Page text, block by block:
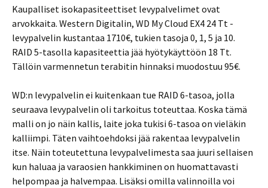
Kaupalliset isokapasiteettiset levypalvelimet ovat
arvokkaita. Western Digitalin, WD My Cloud EX4 24 Tt -
levypalvelin kustantaa 1710€, tukien tasoja 0, 1, 5 ja 10.
RAID 5-tasolla kapasiteettia jää hyötykäyttöön 18 Tt.
Tällöin varmennetun terabitin hinnaksi muodostuu 95€.
WD:n levypalvelin ei kuitenkaan tue RAID 6-tasoa, jolla
seuraava levypalvelin oli tarkoitus toteuttaa. Koska tämä
malli on jo näin kallis, laite joka tukisi 6-tasoa on vieläkin
kalliimpi. Täten vaihtoehdoksi jää rakentaa levypalvelin
itse. Näin toteutettuna levypalvelimesta saa juuri sellaisen
kun haluaa ja varaosien hankkiminen on huomattavasti
helpompaa ja halvempaa. Lisäksi omilla valinnoilla voi